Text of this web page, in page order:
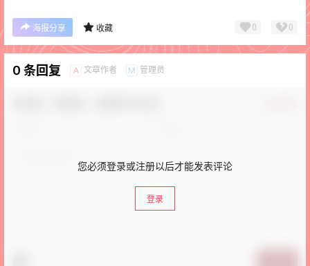
海报分享 收藏 0 0
0 条回复 A 文章作者 M 管理员
您必须登录或注册以后才能发表评论
登录